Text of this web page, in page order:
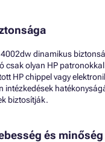
dinamikus
csak olyan HP
HP chippel vagy
intézkedések
biztosítják.
és minőség